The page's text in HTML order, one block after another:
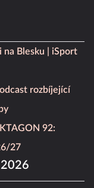
na Blesku
iSport
rozbíjející
92:
27
2026